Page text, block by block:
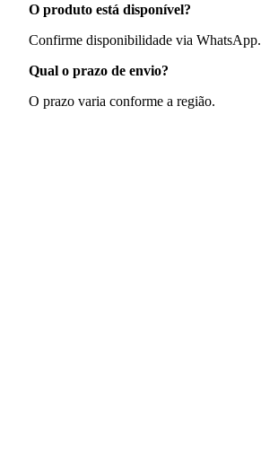
O produto está disponível?
Confirme disponibilidade via WhatsApp.
Qual o prazo de envio?
O prazo varia conforme a região.